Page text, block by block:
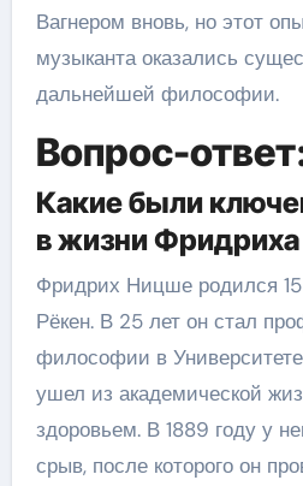
Вагнером вновь, но этот
музыканта оказались
дальнейшей философии.
Вопрос-
Какие были
в жизни
Фридрих Ницше родился 15
Рёкен. В 25 лет он стал
философии в
ушел из академической
здоровьем. В 1889 году у
срыв, после которого он